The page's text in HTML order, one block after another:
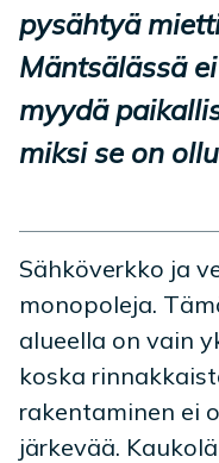
pysähtyä
Mäntsälässä
myydä
miksi se on
Sähköverkko ja
monopoleja.
alueella on vain
koska
rakentaminen ei
järkevää.